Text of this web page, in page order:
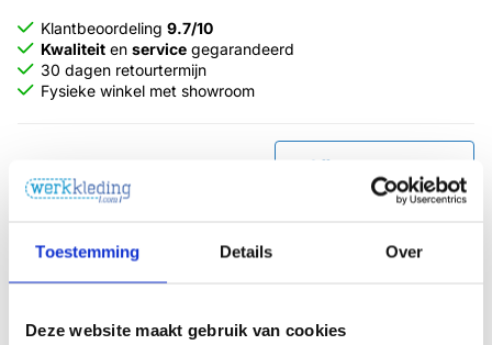
Toestemming Details Over
Deze website maakt gebruik van cookies
Klantbeoordeling 9.7/10
Kwaliteit en service gegarandeerd
30 dagen retourtermijn
Fysieke winkel met showroom
Offerte aanvragen
Vergeet deze producten niet!
Havep riem